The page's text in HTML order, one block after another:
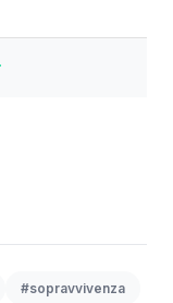
#sopravvivenza